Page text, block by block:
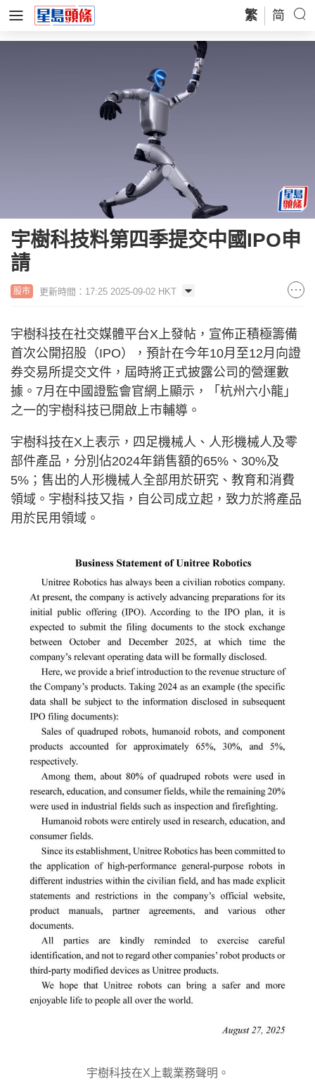
繁 简
宇樹科技料第四季提交中國IPO申
請
股市 更新時間：17:25 2025-09-02 HKT
宇樹科技在社交媒體平台X上發帖，宣佈正積極籌備
首次公開招股（IPO），預計在今年10月至12月向證
券交易所提交文件，屆時將正式披露公司的營運數
據。7月在中國證監會官網上顯示，「杭州六小龍」
之一的宇樹科技已開啟上市輔導。
宇樹科技在X上表示，四足機械人、人形機械人及零
部件產品，分別佔2024年銷售額的65%、30%及
5%；售出的人形機械人全部用於研究、教育和消費
領域。宇樹科技又指，自公司成立起，致力於將產品
用於民用領域。
宇樹科技在X上載業務聲明。